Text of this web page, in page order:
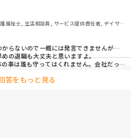
り方の話をしてみては如何でしょうか。
洗い方は大雑把であると感じます。細か
じます。その代わり、細かな事を度々言っ
受け止めてくれる所の良さに、私は助けられ
対の位置にある様に感じますが、何故パ
のですか？ユニットのやり方に合わない
弱、酷いパワハラ受けて来たので、上記
た。嫌な毎日でした。同じ辛い目には遭っ
福祉士, 生活相談員, サービス提供責任者, デイサー
からないので一概には発言できませんが…
の退職も大丈夫と思いますよ。
事は誰も守ってはくれません。会社だって
就職だって難しくなります。早急に上の人に
答をもっと見る